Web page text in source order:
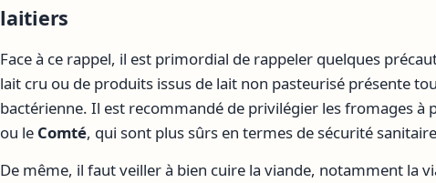
laitiers
Face à ce rappel, il est primordial de rappeler quelques
lait cru ou de produits issus de lait non pasteurisé présente
bactérienne. Il est recommandé de privilégier les fromages à
ou le Comté, qui sont plus sûrs en termes de sécurité
De même, il faut veiller à bien cuire la viande, notamment la